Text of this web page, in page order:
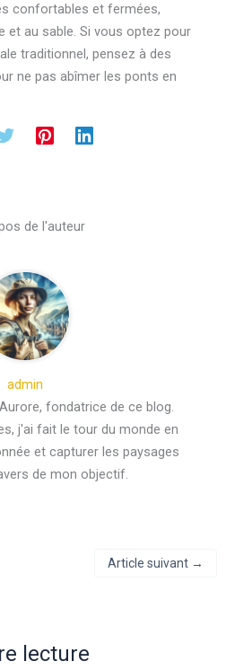
confortables et fermées,
et au sable. Si vous optez pour
traditionnel, pensez à des
ne pas abîmer les ponts en
de l'auteur
admin
fondatrice de ce blog.
j'ai fait le tour du monde en
et capturer les paysages
de mon objectif.
Article suivant →
lecture